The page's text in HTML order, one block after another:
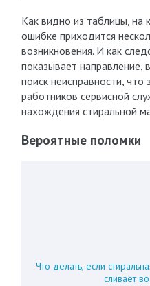
Как видно из таблицы,
ошибке приходится
возникновения. И как
показывает направление,
поиск неисправности,
работников сервисной
нахождения стиральной
Вероятные поломки
Что делать, если
сливает